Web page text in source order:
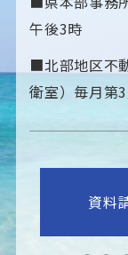
午後3時
■北部地区不
衛室）毎月第
資料